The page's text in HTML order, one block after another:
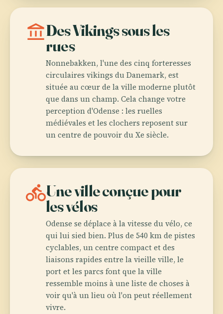
account_balanceDes Vikings sous les
rues
Nonnebakken, l'une des cinq forteresses
circulaires vikings du Danemark, est
située au cœur de la ville moderne plutôt
que dans un champ. Cela change votre
perception d'Odense : les ruelles
médiévales et les clochers reposent sur
un centre de pouvoir du Xe siècle.
directions_bikeUne ville conçue pour
les vélos
Odense se déplace à la vitesse du vélo, ce
qui lui sied bien. Plus de 540 km de pistes
cyclables, un centre compact et des
liaisons rapides entre la vieille ville, le
port et les parcs font que la ville
ressemble moins à une liste de choses à
voir qu'à un lieu où l'on peut réellement
vivre.